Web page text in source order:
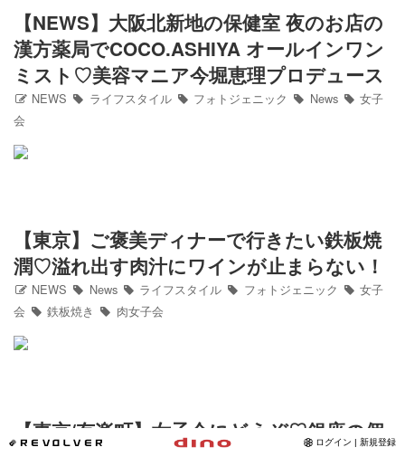
Twitter
Instagram
Contact
【NEWS】大阪北新地の保健室 夜のお店の
漢方薬局でCOCO.ASHIYA オールインワン
ミスト♡美容マニア今堀恵理プロデュース
NEWS ライフスタイル フォトジェニック News
女子
会
【東京】ご褒美ディナーで行きたい鉄板焼
潤♡溢れ出す肉汁にワインが止まらない！
NEWS News ライフスタイル フォトジェニック
女子
会
鉄板焼き 肉女子会
【東京/有楽町】女子会にどうぞ♡銀座の個
*REVOLVER ログイン | 新規登録